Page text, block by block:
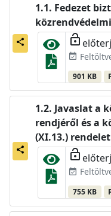
share
Fedezet
lock_open
event_available
901 KB
share
Javaslat a
rendjéről és a
(XI.13.)
lock_open
event_available
755 KB